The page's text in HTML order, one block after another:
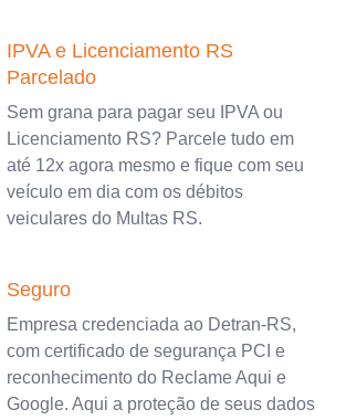
IPVA e Licenciamento RS
Parcelado
Sem grana para pagar seu IPVA ou
Licenciamento RS? Parcele tudo em
até 12x agora mesmo e fique com seu
veículo em dia com os débitos
veiculares do Multas RS.
Seguro
Empresa credenciada ao Detran-RS,
com certificado de segurança PCI e
reconhecimento do Reclame Aqui e
Google. Aqui a proteção de seus dados